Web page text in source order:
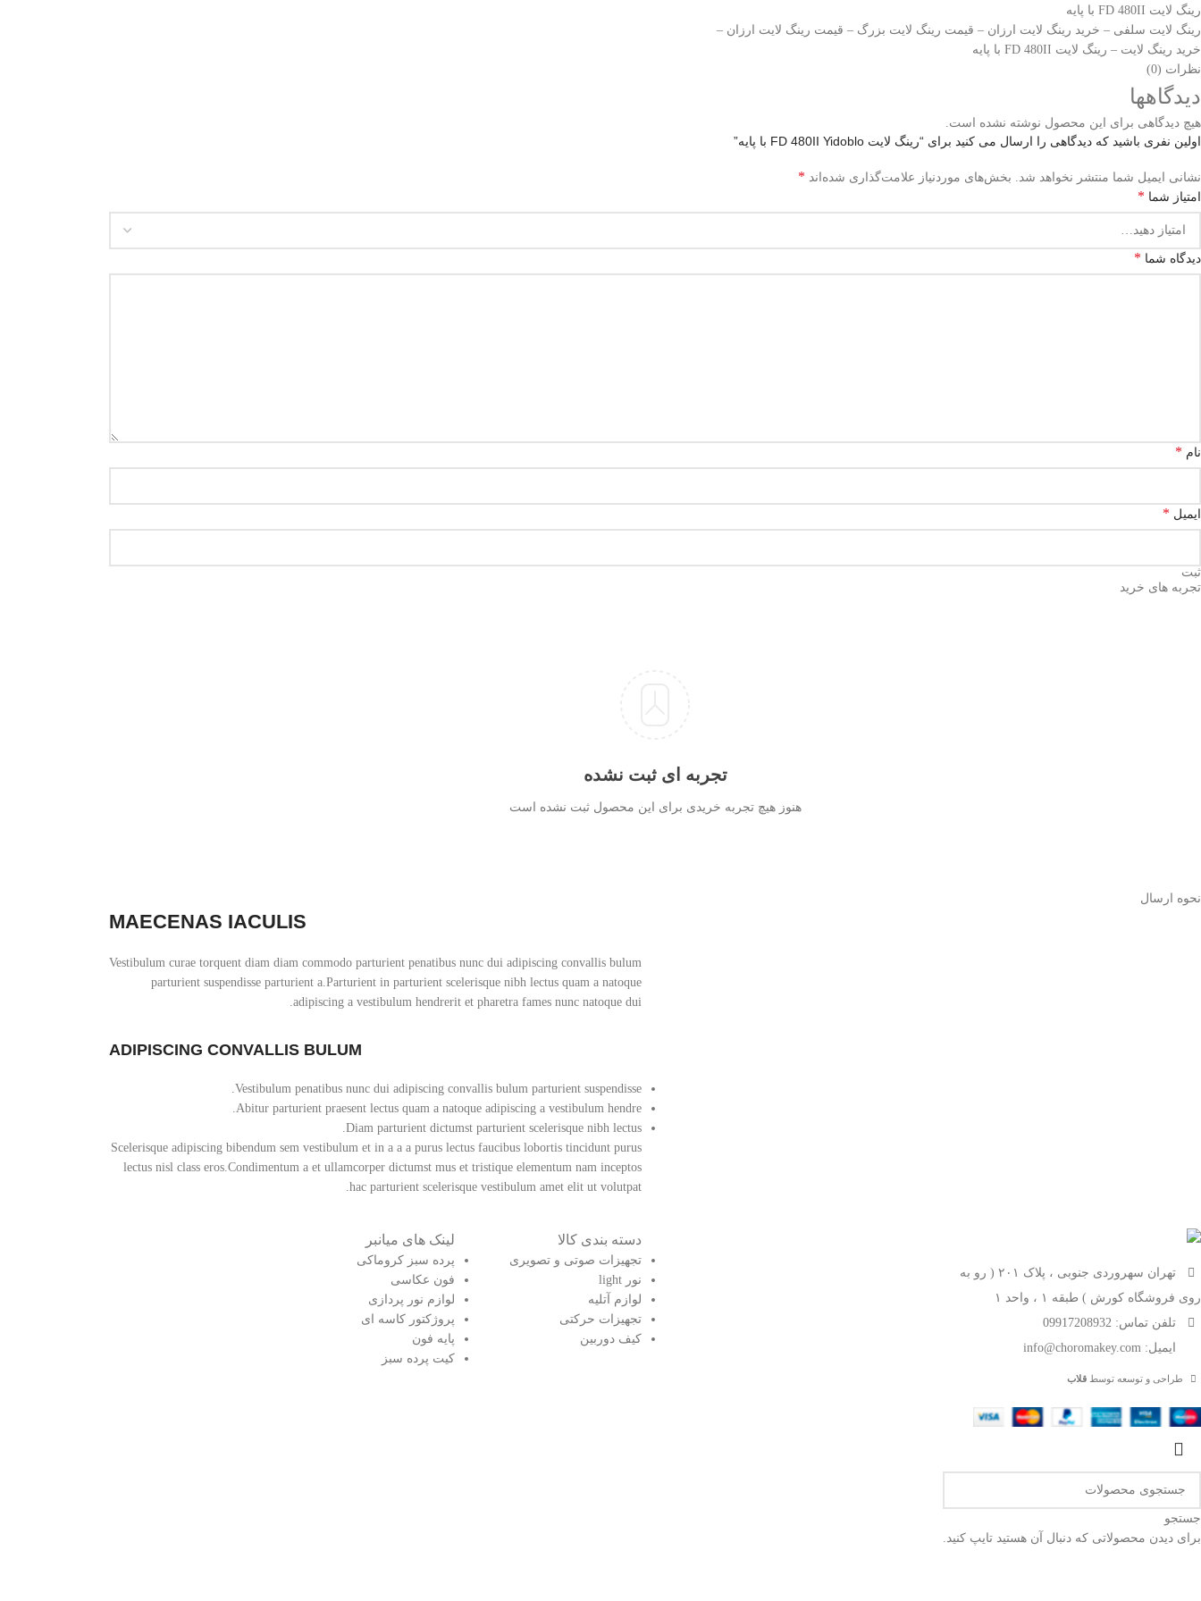
رینگ لایت FD 480II با پایه
رینگ لایت سلفی – خرید رینگ لایت ارزان – قیمت رینگ لایت بزرگ – قیمت رینگ لایت ارزان –
خرید رینگ لایت – رینگ لایت FD 480II با پایه
نظرات (0)
دیدگاهها
هیچ دیدگاهی برای این محصول نوشته نشده است.
اولین نفری باشید که دیدگاهی را ارسال می کنید برای “رینگ لایت FD 480II Yidoblo با پایه”
نشانی ایمیل شما منتشر نخواهد شد. بخش‌های موردنیاز علامت‌گذاری شده‌اند *
امتیاز شما *
دیدگاه شما *
نام *
ایمیل *
تجربه های خرید
تجربه ای ثبت نشده
هنوز هیچ تجربه خریدی برای این محصول ثبت نشده است
نحوه ارسال
MAECENAS IACULIS
Vestibulum curae torquent diam diam commodo parturient penatibus nunc dui adipiscing convallis bulum
parturient suspendisse parturient a.Parturient in parturient scelerisque nibh lectus quam a natoque
adipiscing a vestibulum hendrerit et pharetra fames nunc natoque dui.
ADIPISCING CONVALLIS BULUM
Vestibulum penatibus nunc dui adipiscing convallis bulum parturient suspendisse.
Abitur parturient praesent lectus quam a natoque adipiscing a vestibulum hendre.
Diam parturient dictumst parturient scelerisque nibh lectus.
Scelerisque adipiscing bibendum sem vestibulum et in a a a purus lectus faucibus lobortis tincidunt purus
lectus nisl class eros.Condimentum a et ullamcorper dictumst mus et tristique elementum nam inceptos
hac parturient scelerisque vestibulum amet elit ut volutpat.
تهران سهروردی جنوبی ، پلاک ۲۰۱ ( رو به
روی فروشگاه کورش ) طبقه ۱ ، واحد ۱
تلفن تماس: 09917208932
ایمیل: info@choromakey.com
دسته بندی کالا
تجهیزات صوتی و تصویری
نور light
لوازم آتلیه
تجهیزات حرکتی
کیف دوربین
لینک های میانبر
پرده سبز کروماکی
فون عکاسی
لوازم نور پردازی
پروژکتور کاسه ای
پایه فون
کیت پرده سبز
طراحی و توسعه توسط قلاب
جستجو
برای دیدن محصولاتی که دنبال آن هستید تایپ کنید.